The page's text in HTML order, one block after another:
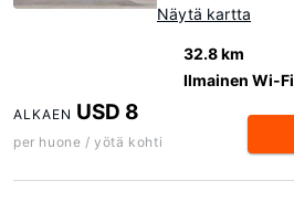
Näytä kartta
32.8 km
Ilmainen Wi-Fi
ALKAEN USD 8
per huone / yötä kohti